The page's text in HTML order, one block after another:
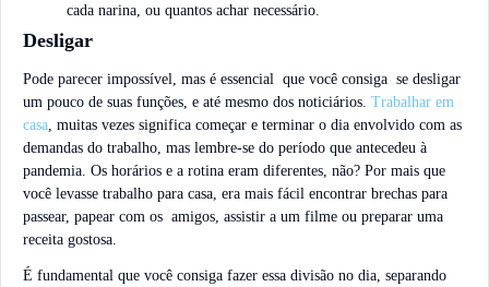
cada narina, ou quantos achar necessário.
Desligar
Pode parecer impossível, mas é essencial que você consiga se desligar
um pouco de suas funções, e até mesmo dos noticiários. Trabalhar em
casa , muitas vezes significa começar e terminar o dia envolvido com as
demandas do trabalho, mas lembre-se do período que antecedeu à
pandemia. Os horários e a rotina eram diferentes, não? Por mais que
você levasse trabalho para casa, era mais fácil encontrar brechas para
passear, papear com os amigos, assistir a um filme ou preparar uma
receita gostosa.
É fundamental que você consiga fazer essa divisão no dia, separando